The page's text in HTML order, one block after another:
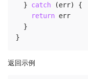
}
catch (err)
{
return err
}
}
返回示例